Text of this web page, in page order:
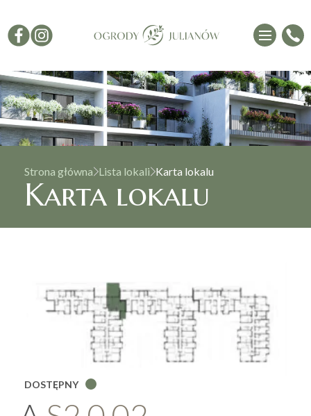
Strona główna Lista lokali Karta lokalu
Karta lokalu
DOSTĘPNY